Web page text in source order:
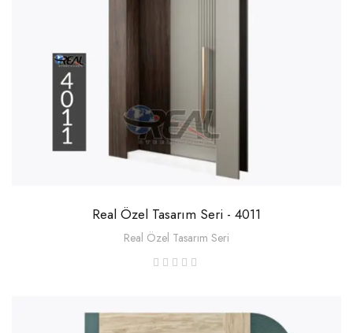
Real Özel Tasarım Seri - 4011
Real Özel Tasarım Seri